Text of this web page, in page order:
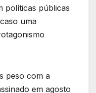
políticas públicas
uma
peso com a
em agosto